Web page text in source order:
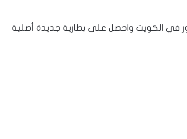
في الكويت واحصل على بطارية جديدة أصلية